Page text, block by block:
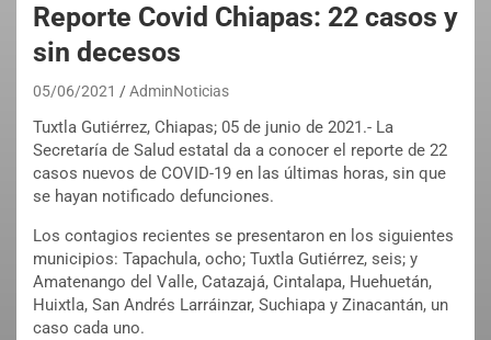
Reporte Covid Chiapas: 22 casos y
sin decesos
05/06/2021 AdminNoticias
Tuxtla Gutiérrez, Chiapas; 05 de junio de 2021.- La
Secretaría de Salud estatal da a conocer el reporte de 22
casos nuevos de COVID-19 en las últimas horas, sin que
se hayan notificado defunciones.
Los contagios recientes se presentaron en los siguientes
municipios: Tapachula, ocho; Tuxtla Gutiérrez, seis; y
Amatenango del Valle, Catazajá, Cintalapa, Huehuetán,
Huixtla, San Andrés Larráinzar, Suchiapa y Zinacantán, un
caso cada uno.